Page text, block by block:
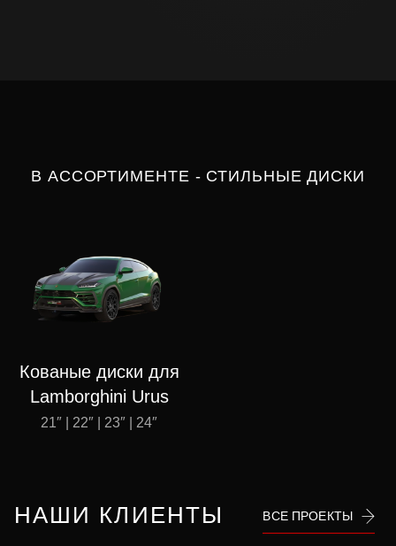
В АССОРТИМЕНТЕ - СТИЛЬНЫЕ ДИСКИ
Кованые диски для
Lamborghini Urus
21″ | 22″ | 23″ | 24″
НАШИ КЛИЕНТЫ ВСЕ ПРОЕКТЫ